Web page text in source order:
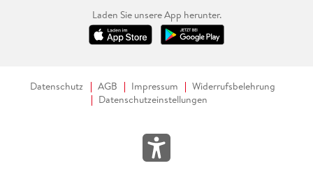
Laden Sie unsere App herunter.
Datenschutz AGB Impressum
Widerrufsbelehrung
Datenschutzeinstellungen